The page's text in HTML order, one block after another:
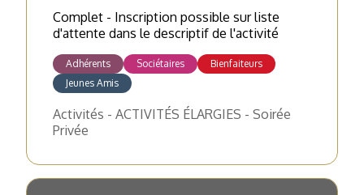
Complet - Inscription possible sur liste
d'attente dans le descriptif de l'activité
Adhérents Sociétaires
Bienfaiteurs
Jeunes Amis
Activités - ACTIVITÉS ÉLARGIES - Soirée
Privée